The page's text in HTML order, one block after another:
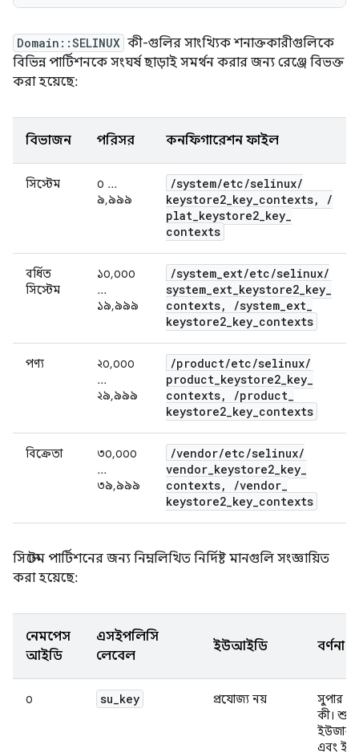
Domain::SELINUX কী-গুলির সাংখ্যিক শনাক্তকারীগুলিকে
বিভিন্ন পার্টিশনকে সংঘর্ষ ছাড়াই সমর্থন করার জন্য রেঞ্জে বিভক্ত
করা হয়েছে:
বিভাজন পরিসর কনফিগারেশন ফাইল
সিস্টেম
০ ...
৯,৯৯৯
/system/etc/selinux/
keystore2_key_contexts,
/
plat_keystore2_key_
contexts
বর্ধিত
সিস্টেম
১০,০০০
...
১৯,৯৯৯
/system_ext/etc/selinux/
system_ext_keystore2_key_
contexts, /system_ext_
keystore2_key_contexts
পণ্য
২০,০০০
...
২৯,৯৯৯
/product/etc/selinux/
product_keystore2_key_
contexts, /product_
keystore2_key_contexts
বিক্রেতা
৩০,০০০
...
৩৯,৯৯৯
/vendor/etc/selinux/
vendor_keystore2_key_
contexts, /vendor_
keystore2_key_contexts
সিস্টেম পার্টিশনের জন্য নিম্নলিখিত নির্দিষ্ট মানগুলি সংজ্ঞায়িত
করা হয়েছে:
নেমস্পেস
আইডি
এসইপলিসি
লেবেল
ইউআইডি বর্ণনা
০ su_key প্রযোজ্য নয়
সুপার
কী।
এবং ইঞ্জ